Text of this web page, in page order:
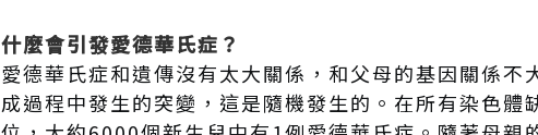
什麼會引發愛德華氏症？
愛德華氏症和遺傳沒有太大關係，和父母的基因關係
成過程中發生的突變，這是隨機發生的。在所有染色